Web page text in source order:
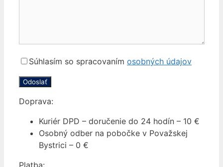
Súhlasím so spracovaním osobných údajov
Doprava:
Kuriér DPD – doručenie do 24 hodín – 10 €
Osobný odber na pobočke v Považskej
Bystrici – 0 €